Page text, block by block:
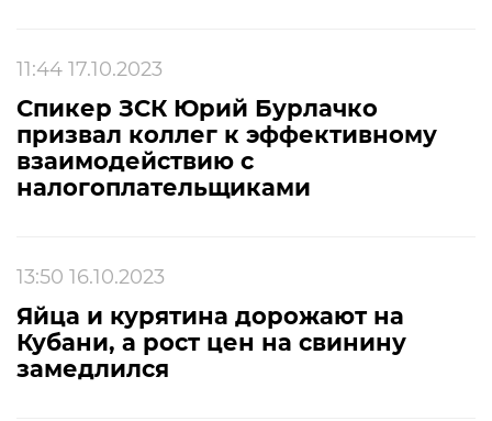
11:44 17.10.2023
Спикер ЗСК Юрий Бурлачко
призвал коллег к эффективному
взаимодействию с
налогоплательщиками
13:50 16.10.2023
Яйца и курятина дорожают на
Кубани, а рост цен на свинину
замедлился